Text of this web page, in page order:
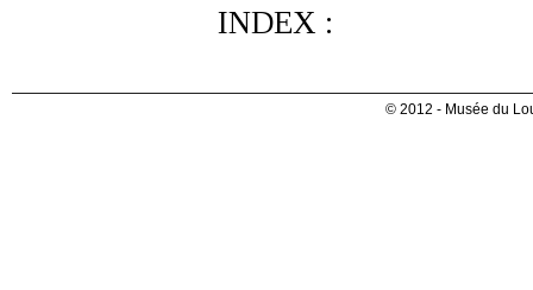
INDEX :
© 2012 - Musée du